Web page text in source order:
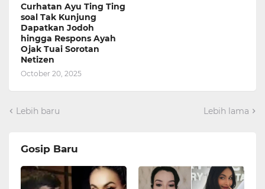
Curhatan Ayu Ting Ting
soal Tak Kunjung
Dapatkan Jodoh
hingga Respons Ayah
Ojak Tuai Sorotan
Netizen
October 20, 2025
Lebih baru Lebih lama
Gosip Baru